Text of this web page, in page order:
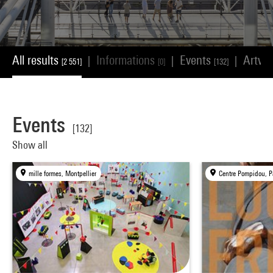
All results [2 551] Informations [0] Events [132]
Events
[132]
Show all
mille formes, Montpellier Centre Pompidou,